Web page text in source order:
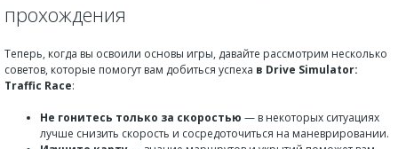
прохождения
Теперь, когда вы освоили основы игры, давайте рассмотрим несколько
советов, которые помогут вам добиться успеха в Drive Simulator:
Traffic Race:
Не гонитесь только за скоростью — в некоторых ситуациях
лучше снизить скорость и сосредоточиться на маневрировании.